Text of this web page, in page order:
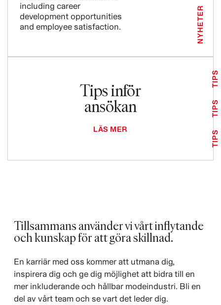
including career
development opportunities
and employee satisfaction.
NYHETER
Tips inför
ansökan
LÄS MER
TIPS
TIPS
TIPS
Tillsammans använder vi vårt inflytande
och kunskap för att göra skillnad. ​
En karriär med oss kommer att utmana dig,
inspirera dig och ge dig möjlighet att bidra till en
mer inkluderande och hållbar modeindustri. Bli en
del av vårt team och se vart det leder dig.